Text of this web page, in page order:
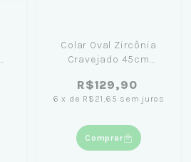
Colar Oval Zircônia
Cravejado 45cm
R$129,90
6 x de R$21,65 sem juros
Comprar